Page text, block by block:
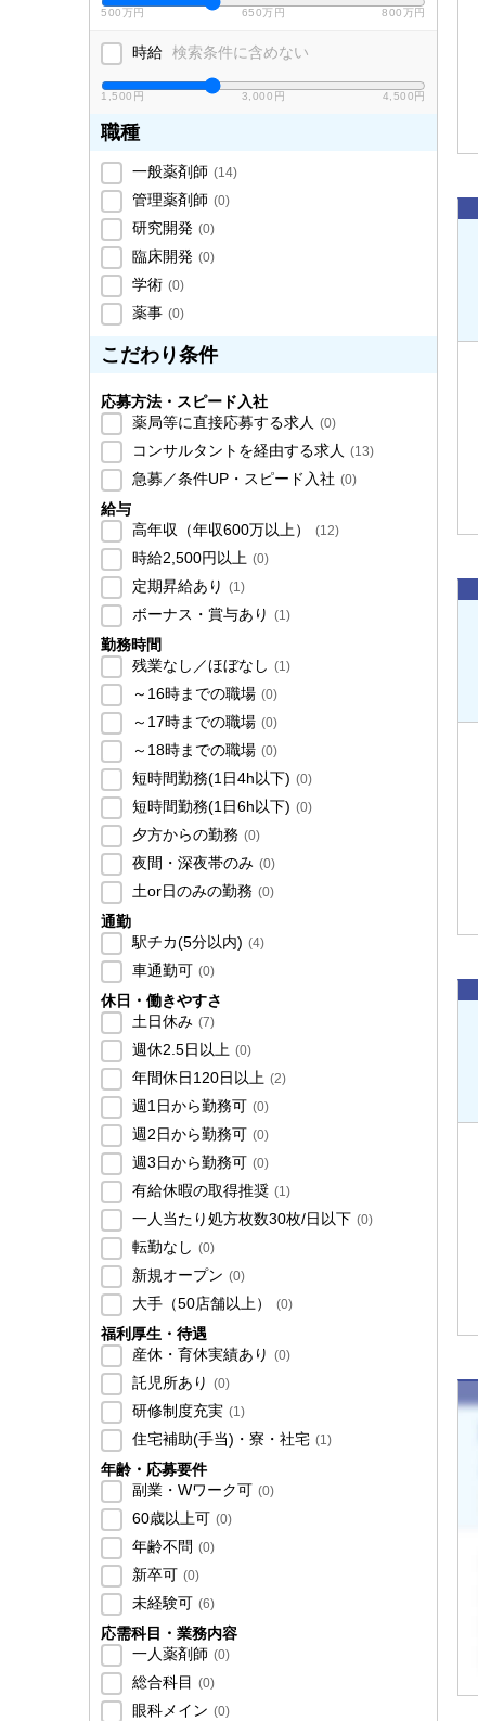
500万円 650万円 800万円
時給 検索条件に含めない
1,500円 3,000円 4,500円
職種
一般薬剤師 (14)
管理薬剤師 (0)
研究開発 (0)
臨床開発 (0)
学術 (0)
薬事 (0)
こだわり条件
応募方法・スピード入社
薬局等に直接応募する求人 (0)
コンサルタントを経由する求人 (13)
急募／条件UP・スピード入社 (0)
給与
高年収（年収600万以上）
(12)
時給2,500円以上 (0)
定期昇給あり (1)
ボーナス・賞与あり (1)
勤務時間
残業なし／ほぼなし (1)
～16時までの職場 (0)
～17時までの職場 (0)
～18時までの職場 (0)
短時間勤務(1日4h以下) (0)
短時間勤務(1日6h以下) (0)
夕方からの勤務 (0)
夜間・深夜帯のみ (0)
土or日のみの勤務 (0)
通勤
駅チカ(5分以内) (4)
車通勤可 (0)
休日・働きやすさ
土日休み (7)
週休2.5日以上 (0)
年間休日120日以上 (2)
週1日から勤務可 (0)
週2日から勤務可 (0)
週3日から勤務可 (0)
有給休暇の取得推奨 (1)
一人当たり処方枚数30枚/日以下 (0)
転勤なし (0)
新規オープン (0)
大手（50店舗以上） (0)
福利厚生・待遇
産休・育休実績あり (0)
託児所あり (0)
研修制度充実 (1)
住宅補助(手当)・寮・社宅 (1)
年齢・応募要件
副業・Wワーク可 (0)
60歳以上可 (0)
年齢不問 (0)
新卒可 (0)
未経験可 (6)
応需科目・業務内容
一人薬剤師 (0)
総合科目 (0)
眼科メイン (0)